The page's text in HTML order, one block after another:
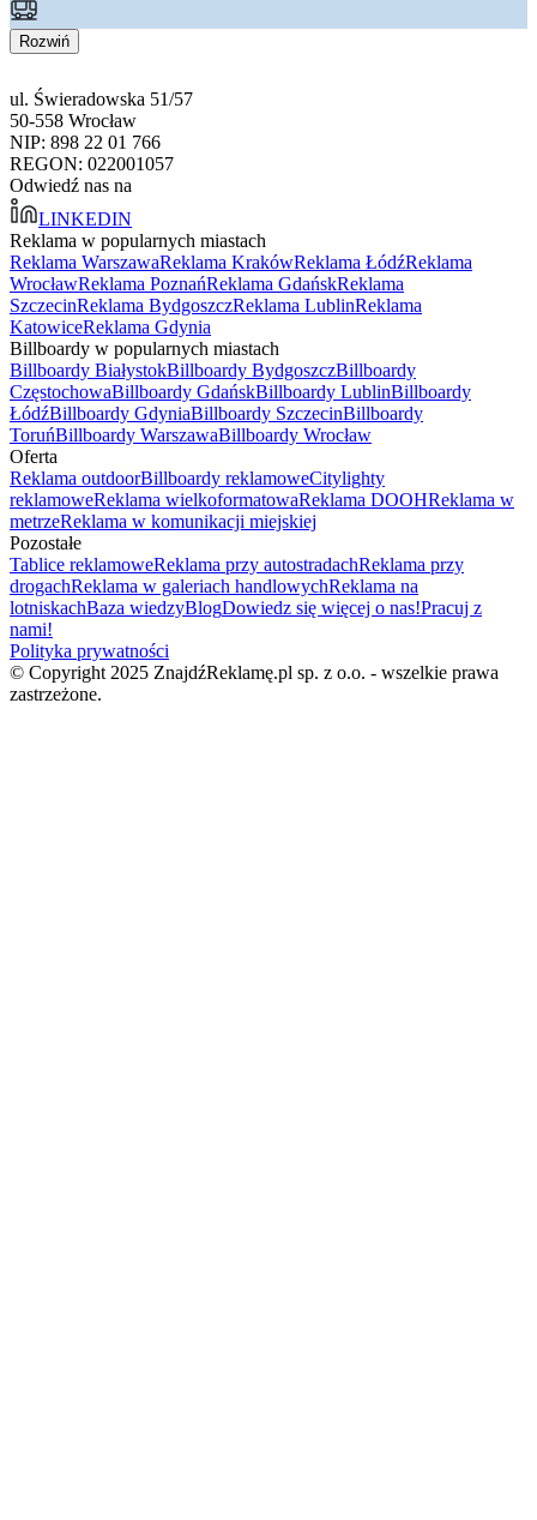
Rozwiń
ul. Świeradowska 51/57
50-558 Wrocław
NIP: 898 22 01 766
REGON: 022001057
Odwiedź nas na
LINKEDIN
Reklama w popularnych miastach
Reklama WarszawaReklama KrakówReklama ŁódźReklama
WrocławReklama PoznańReklama GdańskReklama
SzczecinReklama BydgoszczReklama LublinReklama
KatowiceReklama Gdynia
Billboardy w popularnych miastach
Billboardy BiałystokBillboardy BydgoszczBillboardy
CzęstochowaBillboardy GdańskBillboardy LublinBillboardy
ŁódźBillboardy GdyniaBillboardy SzczecinBillboardy
ToruńBillboardy WarszawaBillboardy Wrocław
Oferta
Reklama outdoorBillboardy reklamoweCitylighty
reklamoweReklama wielkoformatowaReklama DOOHReklama w
metrzeReklama w komunikacji miejskiej
Pozostałe
Tablice reklamoweReklama przy autostradachReklama przy
drogachReklama w galeriach handlowychReklama na
lotniskachBaza wiedzyBlogDowiedz się więcej o nas!Pracuj z
nami!
Polityka prywatności
© Copyright 2025 ZnajdźReklamę.pl sp. z o.o. - wszelkie prawa
zastrzeżone.